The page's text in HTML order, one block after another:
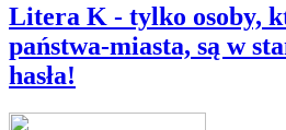
Litera K - tylko osoby,
państwa-miasta, są w
hasła!